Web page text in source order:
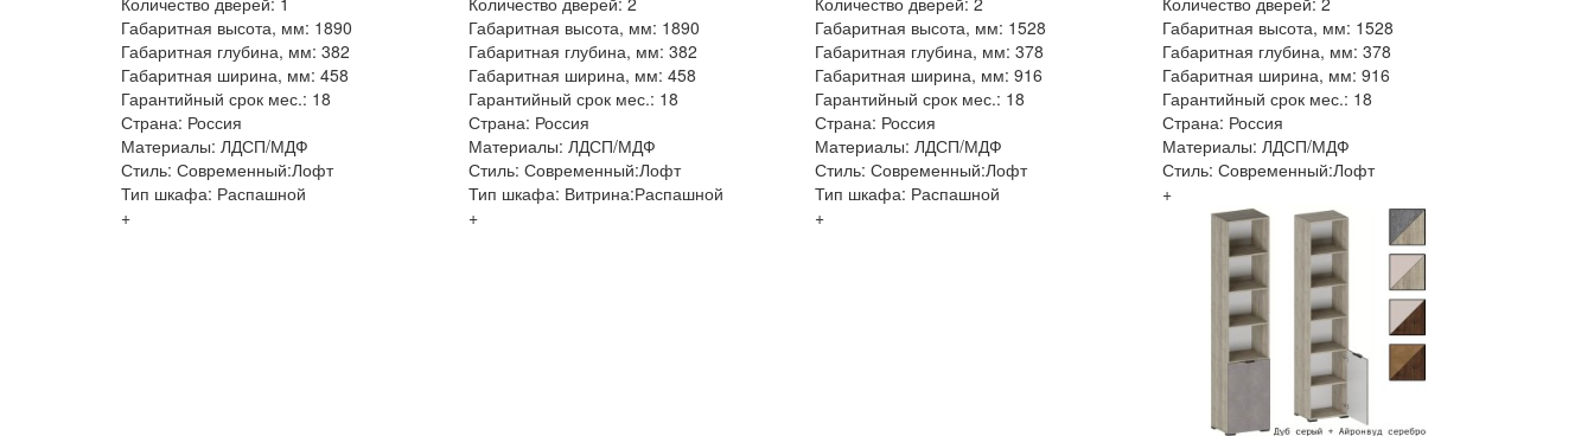
Габаритная высота, мм: 1890
Габаритная глубина, мм: 382
Габаритная ширина, мм: 458
Гарантийный срок мес.: 18
Страна: Россия
Материалы: ЛДСП/МДФ
Стиль: Современный:Лофт
Тип шкафа: Распашной
+
Габаритная высота, мм: 1890
Габаритная глубина, мм: 382
Габаритная ширина, мм: 458
Гарантийный срок мес.: 18
Страна: Россия
Материалы: ЛДСП/МДФ
Стиль: Современный:Лофт
Тип шкафа: Витрина:Распашной
+
Габаритная высота, мм: 1528
Габаритная глубина, мм: 378
Габаритная ширина, мм: 916
Гарантийный срок мес.: 18
Страна: Россия
Материалы: ЛДСП/МДФ
Стиль: Современный:Лофт
Тип шкафа: Распашной
+
Габаритная высота, мм: 1528
Габаритная глубина, мм: 378
Габаритная ширина, мм: 916
Гарантийный срок мес.: 18
Страна: Россия
Материалы: ЛДСП/МДФ
Стиль: Современный:Лофт
+